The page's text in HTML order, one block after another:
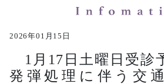
2026年01月15日
1月17日土曜日受診
発弾処理に伴う交